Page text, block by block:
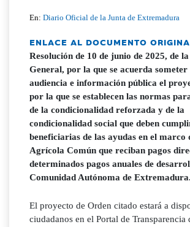
En:Diario Oficial de la Junta de Extremadura
ENLACE AL DOCUMENTO
Resolución de 10 de junio de 2025, de
General, por la que se acuerda
audiencia e información pública el
por la que se establecen las normas
de la condicionalidad reforzada y de la
condicionalidad social que deben
beneficiarias de las ayudas en el marco
Agrícola Común que reciban pagos
determinados pagos anuales de
Comunidad Autónoma de Extremadura.
El proyecto de Orden citado estará a
ciudadanos en el Portal de Transparencia